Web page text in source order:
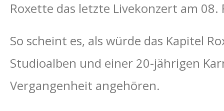
Roxette das letzte Livekonzert am
So scheint es, als würde das Kapitel
Studioalben und einer 20-jährigen
Vergangenheit angehören.